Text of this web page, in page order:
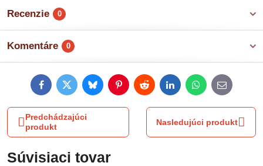
Recenzie 0
Komentáre 0
FacebookTwitterBlueskyPinterestRedditLinkedInWhatsApp
E-
mail
Predchádzajúci
produkt
Nasledujúci produkt
Súvisiaci tovar